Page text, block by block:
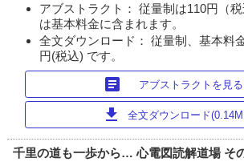
アブストラクト： 従量制は110円（
は基本料金に含まれます。
全文ダウンロード： 従量制、基本料
円(税込) です。
article アブストラクトを見る
download 全文ダウンロード
千里の道も一歩から… 心電図読解道場 そ